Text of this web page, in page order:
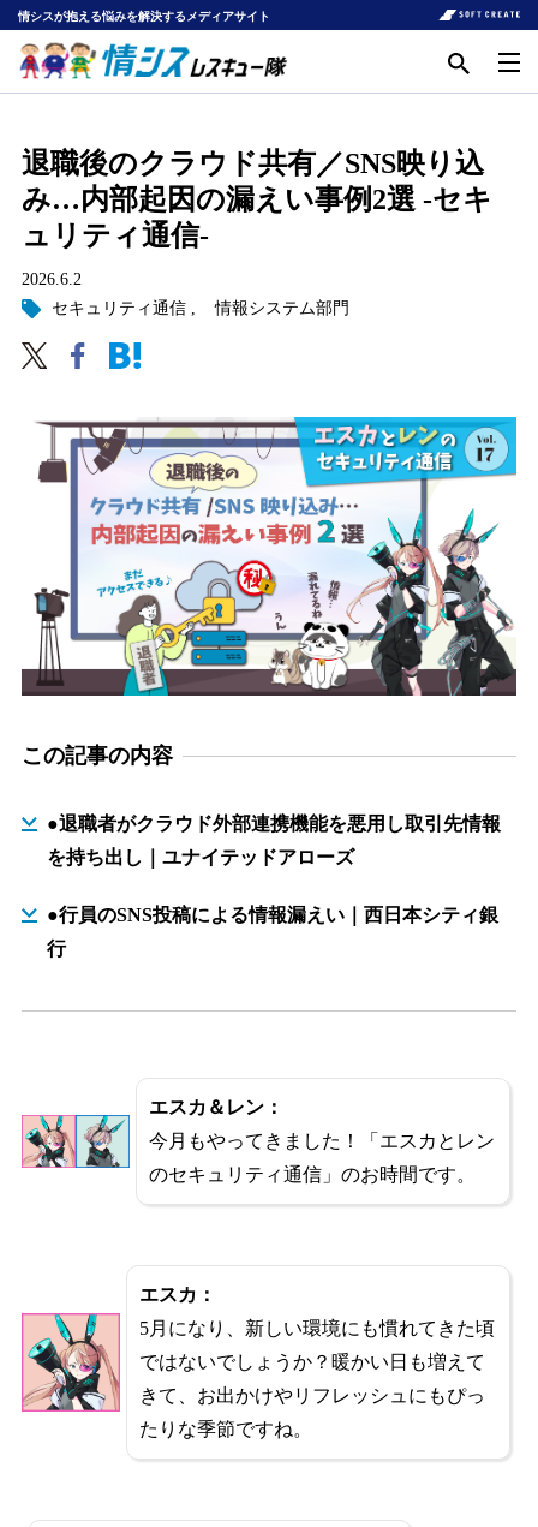
情シスが抱える悩みを解決するメディアサイト
退職後のクラウド共有／SNS映り込
み…内部起因の漏えい事例2選 -セキ
ュリティ通信-
2026.6.2
セキュリティ通信
情報システム部門
この記事の内容
●退職者がクラウド外部連携機能を悪用し取引先情報
を持ち出し｜ユナイテッドアローズ
●行員のSNS投稿による情報漏えい｜西日本シティ銀
行
エスカ＆レン：
今月もやってきました！「エスカとレン
のセキュリティ通信」のお時間です。
エスカ：
5月になり、新しい環境にも慣れてきた頃
ではないでしょうか？暖かい日も増えて
きて、お出かけやリフレッシュにもぴっ
たりな季節ですね。